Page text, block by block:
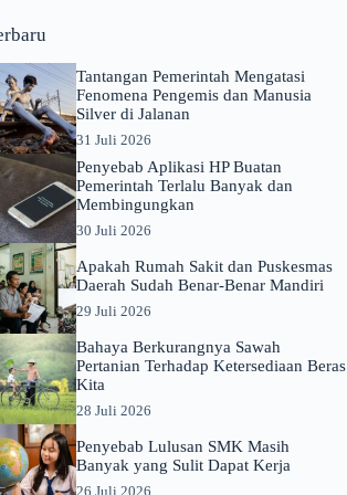
Tantangan Pemerintah Mengatasi
Fenomena Pengemis dan Manusia
Silver di Jalanan
31 Juli 2026
Penyebab Aplikasi HP Buatan
Pemerintah Terlalu Banyak dan
Membingungkan
30 Juli 2026
Apakah Rumah Sakit dan Puskesmas
Daerah Sudah Benar-Benar Mandiri
29 Juli 2026
Bahaya Berkurangnya Sawah
Pertanian Terhadap Ketersediaan Beras
Kita
28 Juli 2026
Penyebab Lulusan SMK Masih
Banyak yang Sulit Dapat Kerja
26 Juli 2026